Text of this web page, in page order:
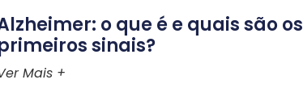
o que é e quais são os
sinais?
Mais +